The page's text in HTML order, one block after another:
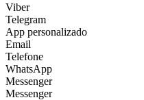
Viber
Telegram
App personalizado
Email
Telefone
WhatsApp
Messenger
Messenger